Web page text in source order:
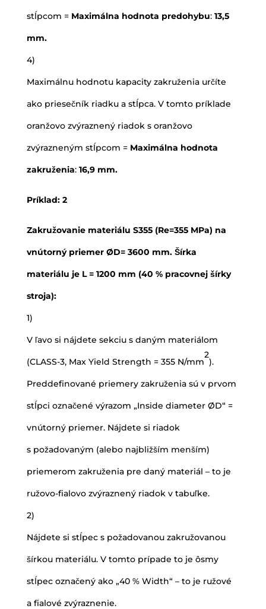
stĺpcom = Maximálna hodnota predohybu: 13,5
mm.
4)
Maximálnu hodnotu kapacity zakruženia určíte
ako priesečník riadku a stĺpca. V tomto príklade
oranžovo zvýraznený riadok s oranžovo
zvýrazneným stĺpcom = Maximálna hodnota
zakruženia: 16,9 mm.
Príklad: 2
Zakružovanie materiálu S355 (Re=355 MPa) na
vnútorný priemer ØD= 3600 mm. Šírka
materiálu je L = 1200 mm (40 % pracovnej šírky
stroja):
1)
V ľavo si nájdete sekciu s daným materiálom
(CLASS-3, Max Yield Strength = 355 N/mm
2
).
Preddefinované priemery zakruženia sú v prvom
stĺpci označené výrazom „Inside diameter ØD“ =
vnútorný priemer. Nájdete si riadok
s požadovaným (alebo najbližším menším)
priemerom zakruženia pre daný materiál – to je
ružovo-fialovo zvýraznený riadok v tabuľke.
2)
Nájdete si stĺpec s požadovanou zakružovanou
šírkou materiálu. V tomto prípade to je ôsmy
stĺpec označený ako „40 % Width“ – to je ružové
a fialové zvýraznenie.